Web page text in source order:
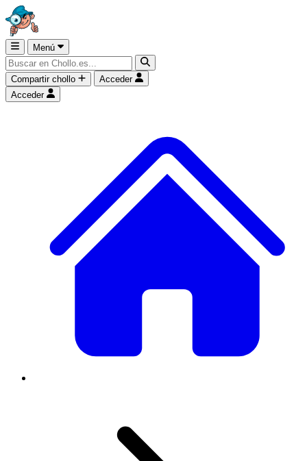
Menú
Compartir chollo
Acceder
Acceder